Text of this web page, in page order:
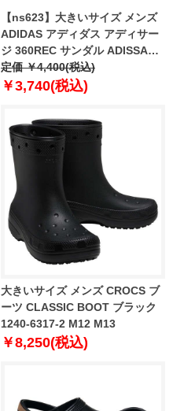
【ns623】大きいサイズ メンズ
ADIDAS アディダス アディサー
ジ 360REC サンダル ADISSAGE
360REC SLIDES 春夏新作
js3569
定価 ￥4,400(税込)
￥3,740(税込)
大きいサイズ メンズ CROCS ブ
ーツ CLASSIC BOOT ブラック
1240-6317-2 M12 M13
￥8,250(税込)